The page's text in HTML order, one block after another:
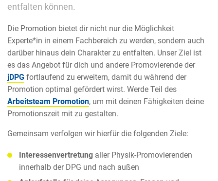
entfalten können.
Die Promotion bietet dir nicht nur die Möglichkeit
Experte*in in einem Fachbereich zu werden, sondern auch
darüber hinaus dein Charakter zu entfalten. Unser Ziel ist
es das Angebot für dich und andere Promovierende der
jDPG fortlaufend zu erweitern, damit du während der
Promotion optimal gefördert wirst. Werde Teil des
Arbeitsteam Promotion, um mit deinen Fähigkeiten deine
Promotionszeit mit zu gestalten.
Gemeinsam verfolgen wir hierfür die folgenden Ziele:
Interessenvertretung aller Physik-Promovierenden
innerhalb der DPG und nach außen